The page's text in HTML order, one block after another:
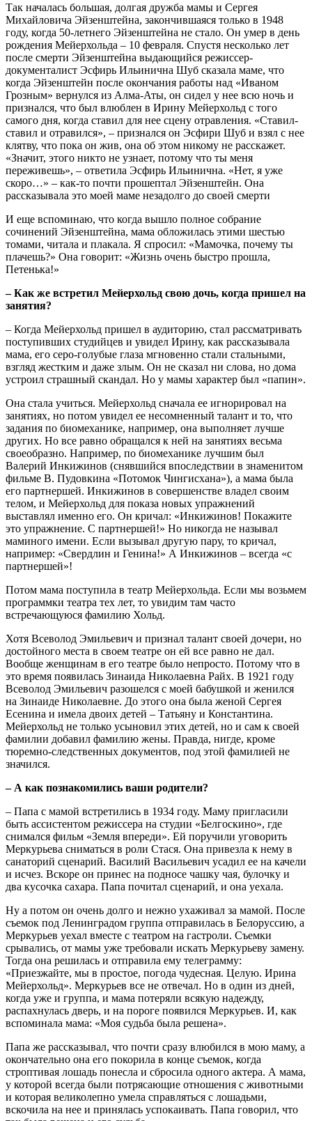
Так началась большая, долгая дружба мамы и Сергея
Михайловича Эйзенштейна, закончившаяся только в 1948
году, когда 50-летнего Эйзенштейна не стало. Он умер в день
рождения Мейерхольда – 10 февраля. Спустя несколько лет
после смерти Эйзенштейна выдающийся режиссер-
документалист Эсфирь Ильинична Шуб сказала маме, что
когда Эйзенштейн после окончания работы над «Иваном
Грозным» вернулся из Алма-Аты, он сидел у нее всю ночь и
признался, что был влюблен в Ирину Мейерхольд с того
самого дня, когда ставил для нее сцену отравления. «Ставил-
ставил и отравился», – признался он Эсфири Шуб и взял с нее
клятву, что пока он жив, она об этом никому не расскажет.
«Значит, этого никто не узнает, потому что ты меня
переживешь», – ответила Эсфирь Ильинична. «Нет, я уже
скоро…» – как-то почти прошептал Эйзенштейн. Она
рассказывала это моей маме незадолго до своей смерти
И еще вспоминаю, что когда вышло полное собрание
сочинений Эйзенштейна, мама обложилась этими шестью
томами, читала и плакала. Я спросил: «Мамочка, почему ты
плачешь?» Она говорит: «Жизнь очень быстро прошла,
Петенька!»
– Как же встретил Мейерхольд свою дочь, когда пришел на
занятия?
– Когда Мейерхольд пришел в аудиторию, стал рассматривать
поступивших студийцев и увидел Ирину, как рассказывала
мама, его серо-голубые глаза мгновенно стали стальными,
взгляд жестким и даже злым. Он не сказал ни слова, но дома
устроил страшный скандал. Но у мамы характер был «папин».
Она стала учиться. Мейерхольд сначала ее игнорировал на
занятиях, но потом увидел ее несомненный талант и то, что
задания по биомеханике, например, она выполняет лучше
других. Но все равно обращался к ней на занятиях весьма
своеобразно. Например, по биомеханике лучшим был
Валерий Инкижинов (снявшийся впоследствии в знаменитом
фильме В. Пудовкина «Потомок Чингисхана»), а мама была
его партнершей. Инкижинов в совершенстве владел своим
телом, и Мейерхольд для показа новых упражнений
выставлял именно его. Он кричал: «Инкижинов! Покажите
это упражнение. С партнершей!» Но никогда не называл
маминого имени. Если вызывал другую пару, то кричал,
например: «Свердлин и Генина!» А Инкижинов – всегда «с
партнершей»!
Потом мама поступила в театр Мейерхольда. Если мы возьмем
программки театра тех лет, то увидим там часто
встречающуюся фамилию Хольд.
Хотя Всеволод Эмильевич и признал талант своей дочери, но
достойного места в своем театре он ей все равно не дал.
Вообще женщинам в его театре было непросто. Потому что в
это время появилась Зинаида Николаевна Райх. В 1921 году
Всеволод Эмильевич разошелся с моей бабушкой и женился
на Зинаиде Николаевне. До этого она была женой Сергея
Есенина и имела двоих детей – Татьяну и Константина.
Мейерхольд не только усыновил этих детей, но и сам к своей
фамилии добавил фамилию жены. Правда, нигде, кроме
тюремно-следственных документов, под этой фамилией не
значился.
– А как познакомились ваши родители?
– Папа с мамой встретились в 1934 году. Маму пригласили
быть ассистентом режиссера на студии «Белгоскино», где
снимался фильм «Земля впереди». Ей поручили уговорить
Меркурьева сниматься в роли Стася. Она привезла к нему в
санаторий сценарий. Василий Васильевич усадил ее на качели
и исчез. Вскоре он принес на подносе чашку чая, булочку и
два кусочка сахара. Папа почитал сценарий, и она уехала.
Ну а потом он очень долго и нежно ухаживал за мамой. После
съемок под Ленинградом группа отправилась в Белоруссию, а
Меркурьев уехал вместе с театром на гастроли. Съемки
срывались, от мамы уже требовали искать Меркурьеву замену.
Тогда она решилась и отправила ему телеграмму:
«Приезжайте, мы в простое, погода чудесная. Целую. Ирина
Мейерхольд». Меркурьев все не отвечал. Но в один из дней,
когда уже и группа, и мама потеряли всякую надежду,
распахнулась дверь, и на пороге появился Меркурьев. И, как
вспоминала мама: «Моя судьба была решена».
Папа же рассказывал, что почти сразу влюбился в мою маму, а
окончательно она его покорила в конце съемок, когда
строптивая лошадь понесла и сбросила одного актера. А мама,
у которой всегда были потрясающие отношения с животными
и которая великолепно умела справляться с лошадьми,
вскочила на нее и принялась успокаивать. Папа говорил, что